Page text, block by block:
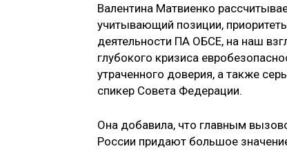
Валентина Матвиенко
учитывающий позиции,
деятельности ПА ОБСЕ, на наш
глубокого кризиса
утраченного доверия, а также
спикер Совета Федерации.
Она добавила, что главным
России придают большое